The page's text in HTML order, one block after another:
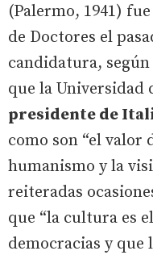
(Palermo, 1941)
de Doctores el
candidatura,
que la Universidad
presidente de
como son “el valor
humanismo y la
reiteradas
que “la cultura es
democracias y que